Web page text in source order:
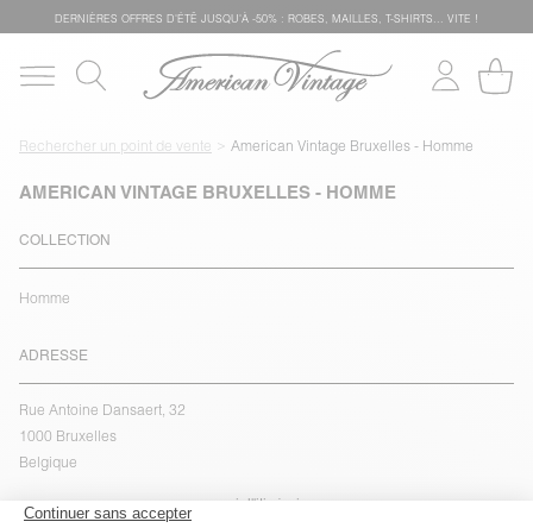
DERNIÈRES OFFRES D'ÉTÊ JUSQU'À -50% : ROBES, MAILLES, T-SHIRTS... VITE !
Rechercher un point de vente American Vintage Bruxelles - Homme
AMERICAN VINTAGE BRUXELLES - HOMME
COLLECTION
Homme
ADRESSE
Rue Antoine Dansaert, 32
1000 Bruxelles
Belgique
voir l''itinéraire